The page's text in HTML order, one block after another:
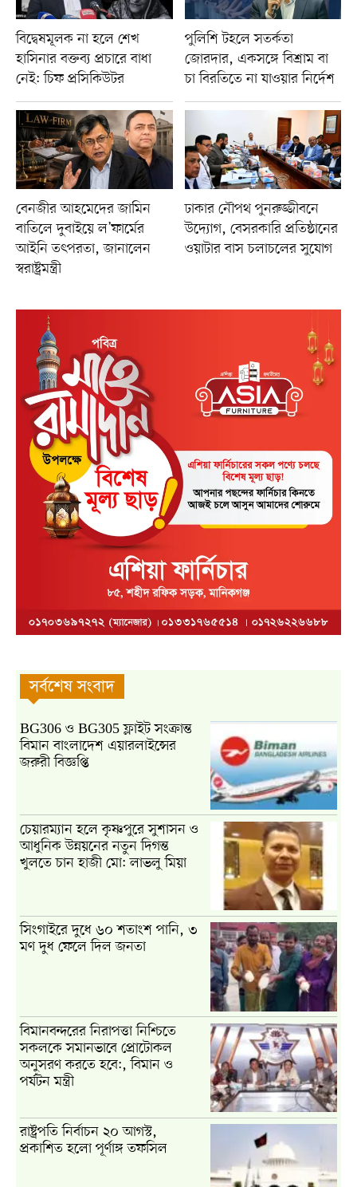
বিদ্বেষমূলক না হলে শেখ
হাসিনার বক্তব্য প্রচারে বাধা
নেই: চিফ প্রসিকিউটর
পুলিশি টহলে সতর্কতা
জোরদার, একসঙ্গে বিশ্রাম বা
চা বিরতিতে না যাওয়ার নির্দেশ
বেনজীর আহমেদের জামিন
বাতিলে দুবাইয়ে ল’ফার্মের
আইনি তৎপরতা, জানালেন
স্বরাষ্ট্রমন্ত্রী
ঢাকার নৌপথ পুনরুজ্জীবনে
উদ্যোগ, বেসরকারি প্রতিষ্ঠানের
ওয়াটার বাস চলাচলের সুযোগ
সর্বশেষ সংবাদ
BG306 ও BG305 ফ্লাইট সংক্রান্ত
বিমান বাংলাদেশ এয়ারলাইন্সের
জরুরী বিজ্ঞপ্তি
চেয়ারম্যান হলে কৃষ্ণপুরে সুশাসন ও
আধুনিক উন্নয়নের নতুন দিগন্ত
খুলতে চান হাজী মো: লাভলু মিয়া
সিংগাইরে দুধে ৬০ শতাংশ পানি, ৩
মণ দুধ ফেলে দিল জনতা
বিমানবন্দরের নিরাপত্তা নিশ্চিতে
সকলকে সমানভাবে প্রোটোকল
অনুসরণ করতে হবে:, বিমান ও
পর্যটন মন্ত্রী
রাষ্ট্রপতি নির্বাচন ২০ আগস্ট,
প্রকাশিত হলো পূর্ণাঙ্গ তফসিল